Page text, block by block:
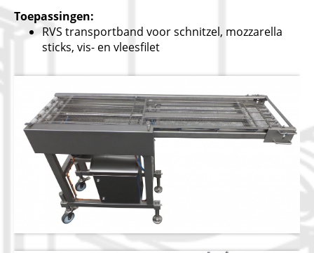
Toepassingen:
RVS transportband voor schnitzel, mozzarella
sticks, vis- en vleesfilet